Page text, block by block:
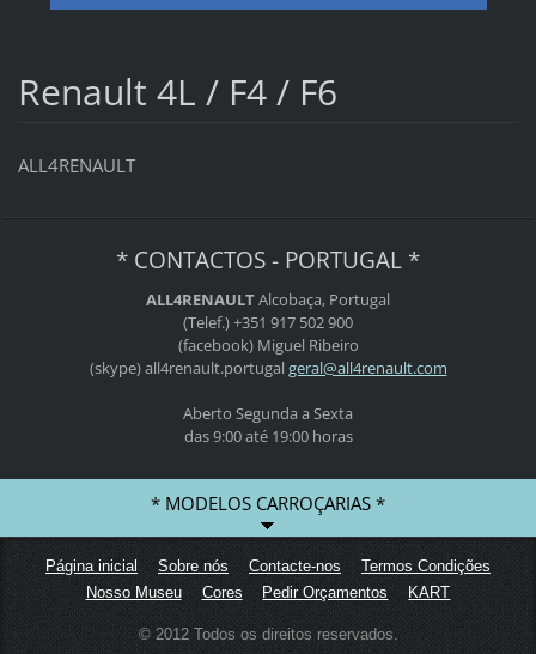
Renault 4L / F4 / F6
ALL4RENAULT
* CONTACTOS - PORTUGAL *
ALL4RENAULTAlcobaça, Portugal
(Telef.) +351 917 502 900
(facebook) Miguel Ribeiro
(skype) all4renault.portugal geral@all4renault.com
Aberto Segunda a Sexta
das 9:00 até 19:00 horas
* MODELOS CARROÇARIAS *
Página inicial Sobre nós Contacte-nos
Termos Condições
Nosso Museu
Cores Pedir Orçamentos KART
© 2012 Todos os direitos reservados.